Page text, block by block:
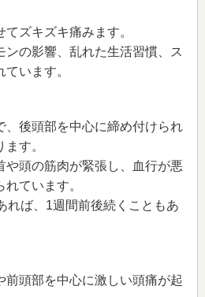
ズキズキ痛みます。
ンの影響、乱れた生活習慣、ス
います。
、後頭部を中心に締め付けられ
す。
や頭の筋肉が緊張し、血行が悪
ています。
れば、1週間前後続くこともあ
前頭部を中心に激しい頭痛が起